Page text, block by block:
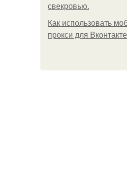
свекровью.
Как использовать
прокси для Вконтакте